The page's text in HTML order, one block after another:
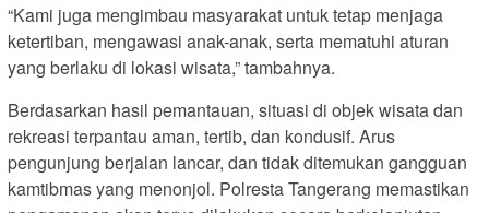
“Kami juga mengimbau masyarakat untuk tetap menjaga
ketertiban, mengawasi anak-anak, serta mematuhi aturan
yang berlaku di lokasi wisata,” tambahnya.
Berdasarkan hasil pemantauan, situasi di objek wisata dan
rekreasi terpantau aman, tertib, dan kondusif. Arus
pengunjung berjalan lancar, dan tidak ditemukan gangguan
kamtibmas yang menonjol. Polresta Tangerang memastikan